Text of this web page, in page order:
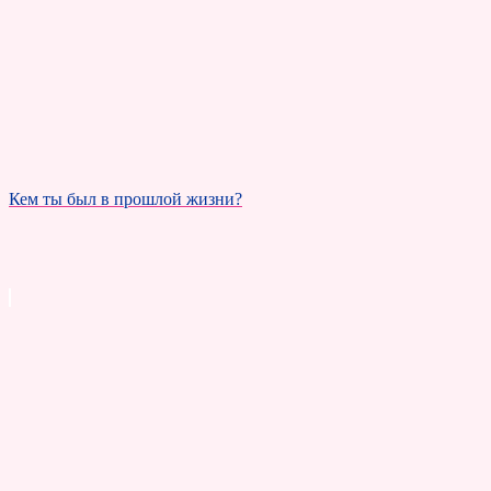
Кем ты был в прошлой жизни?